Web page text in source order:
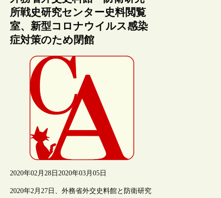
所戦史研究センター史料閲覧
室、新型コロナウイルス感染
症対策のため閉館
2020年02月28日 2020年03月05日
2020年2月27日、外務省外交史料館と防衛研究